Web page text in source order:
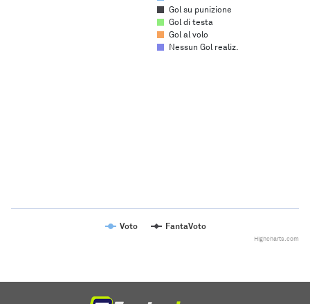
Gol su punizione
Gol di testa
Gol al volo
Nessun Gol realiz.
Voto FantaVoto
Highcharts.com